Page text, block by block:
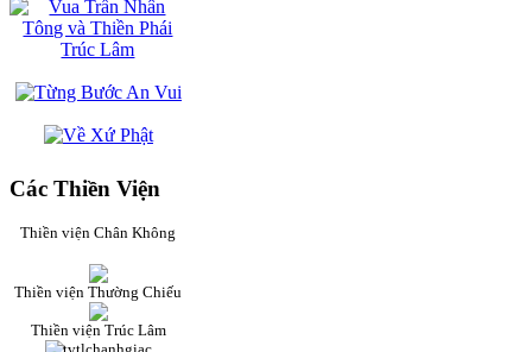
Các Thiền Viện
Thiền viện Chân Không
Thiền viện Thường Chiếu
Thiền viện Trúc Lâm